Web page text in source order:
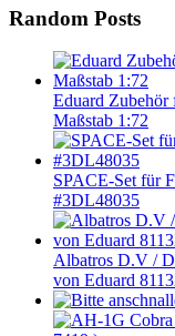
Random Posts
Eduard
Maßstab 1:72
SPACE-Set für
#3DL48035
Albatros D.V /
von Eduard